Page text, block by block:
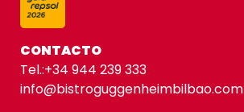
CONTACTO
Tel.:+34 944 239 333
info@bistroguggenheimbilbao.com